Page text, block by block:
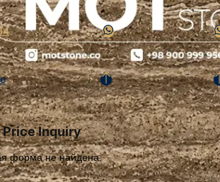
Inquiry
форма не найдена.